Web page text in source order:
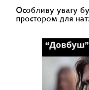
Особливу увагу
простором для